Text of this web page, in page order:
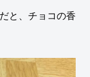
と、チョコの香